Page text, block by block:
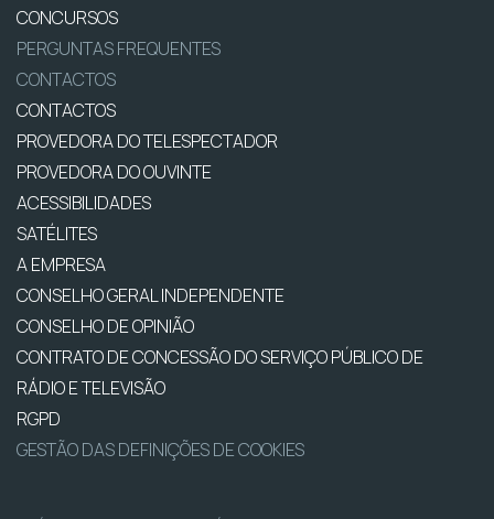
CONCURSOS
PERGUNTAS FREQUENTES
CONTACTOS
CONTACTOS
PROVEDORA DO TELESPECTADOR
PROVEDORA DO OUVINTE
ACESSIBILIDADES
SATÉLITES
A EMPRESA
CONSELHO GERAL INDEPENDENTE
CONSELHO DE OPINIÃO
CONTRATO DE CONCESSÃO DO SERVIÇO PÚBLICO DE
RÁDIO E TELEVISÃO
RGPD
GESTÃO DAS DEFINIÇÕES DE COOKIES